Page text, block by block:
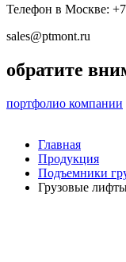
Телефон в Москве:
sales@ptmont.ru
обратите
портфолио компании
Главная
Продукция
Подъемники
Грузовые